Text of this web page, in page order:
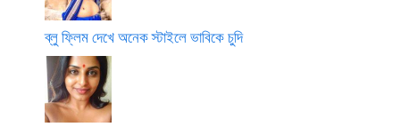
ব্লু ফ্লিম দেখে অনেক স্টাইলে ভাবিকে চুদি